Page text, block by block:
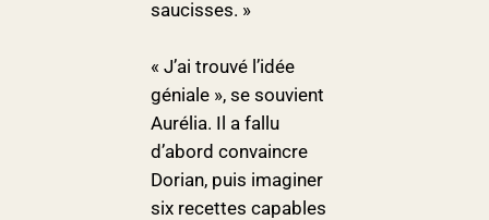
saucisses. »
« J’ai trouvé l’idée
géniale », se souvient
Aurélia. Il a fallu
d’abord convaincre
Dorian, puis imaginer
six recettes capables